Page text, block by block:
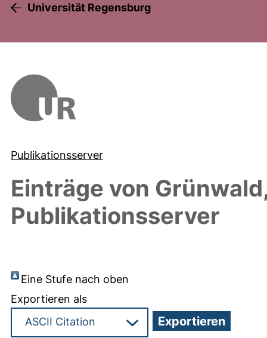
Universität Regensburg
Publikationsserver
Einträge von
Publikationsserver
Eine Stufe nach oben
Exportieren als